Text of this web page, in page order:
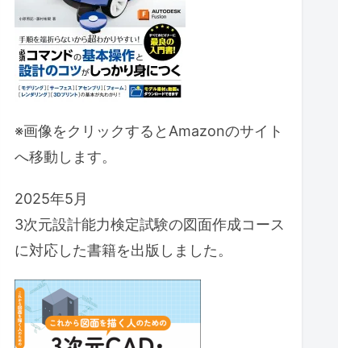
※画像をクリックするとAmazonのサイト
へ移動します。
2025年5月
3次元設計能力検定試験の図面作成コース
に対応した書籍を出版しました。